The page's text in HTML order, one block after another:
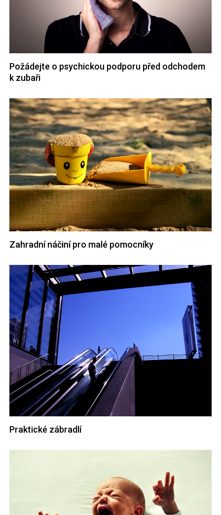
Požádejte o psychickou podporu před odchodem
k zubaři
Zahradní náčiní pro malé pomocníky
Praktické zábradlí